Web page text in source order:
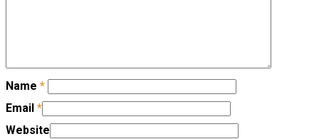
Name *
Email *
Website